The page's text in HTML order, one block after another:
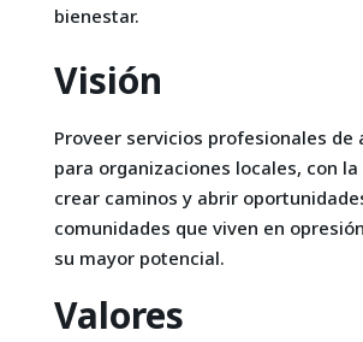
bienestar.
Visión
Proveer servicios profesionales de
para organizaciones locales, con
crear caminos y abrir
comunidades que viven en
su mayor potencial.
Valores